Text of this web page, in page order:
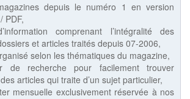
depuis le numéro 1 en version
PDF,
comprenant l’intégralité des
et articles traités depuis 07-2006,
selon les thématiques du magazine,
de recherche pour facilement trouver
articles qui traite d’un sujet particulier,
mensuelle exclusivement réservée à nos